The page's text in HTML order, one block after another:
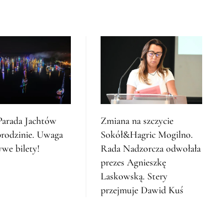
Jachtów
Uwaga
bilety!
Zmiana na szczycie
Sokół&Hagric Mogilno.
Rada Nadzorcza odwołała
prezes Agnieszkę
Laskowską. Stery
przejmuje Dawid Kuś